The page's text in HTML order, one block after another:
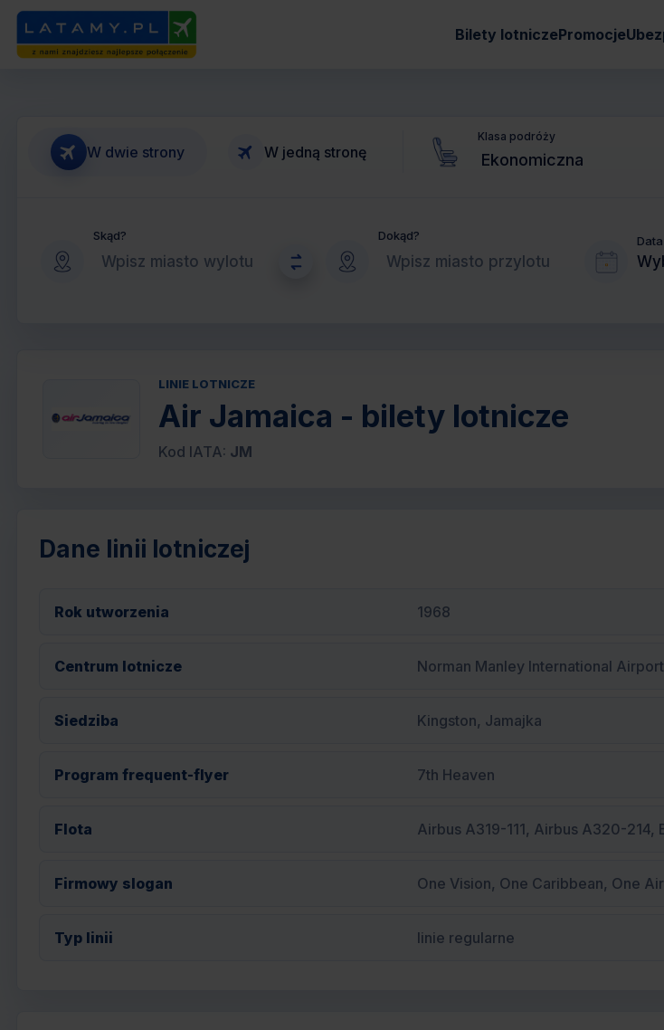
Bilety lotniczePromocje
W dwie strony W jedną stronę
Klasa podróży
Skąd? Dokąd?
LINIE LOTNICZE
Air Jamaica - bilety lotnicze
Kod IATA: JM
Dane linii lotniczej
Rok utworzenia 1968
Centrum lotnicze Norman Manley International Airport
Siedziba Kingston, Jamajka
Program frequent-flyer 7th Heaven
Flota Airbus A319-111, Airbus A320-
Firmowy slogan One Vision, One Caribbean, One
Typ linii linie regularne